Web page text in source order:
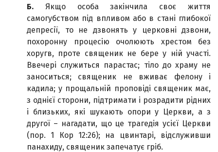
Б. Якщо особа закінчила своє життя
самогубством під впливом або в стані глибокої
депресії, то не дзвонять у церковні дзвони,
похоронну процесію очолюють хрестом без
хоругв, проте священик не бере у ній участі.
Ввечері служиться парастас; тіло до храму не
заноситься; священик не вживає фелону і
кадила; у прощальній проповіді священик має,
з однієї сторони, підтримати і розрадити рідних
і близьких, які шукають опори у Церкви, а з
другої – нагадати, що це трагедія усієї Церкви
(пор. 1 Кор 12:26); на цвинтарі, відслуживши
панахиду, священик запечатує гріб.